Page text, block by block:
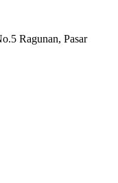
Ragunan, Pasar